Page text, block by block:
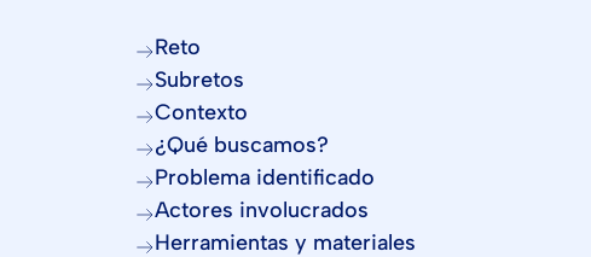
Reto
Subretos
Contexto
¿Qué buscamos?
Problema identificado
Actores involucrados
Herramientas y materiales